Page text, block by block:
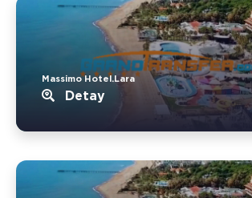
Massimo Hotel.Lara
Detay